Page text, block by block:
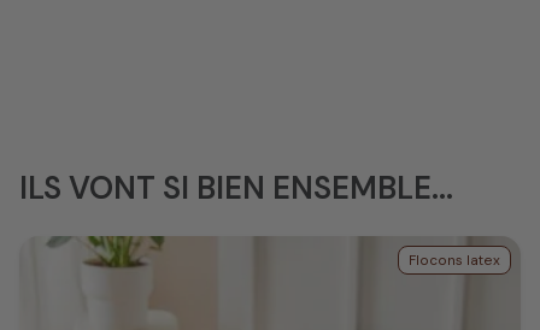
ILS VONT SI BIEN ENSEMBLE...
Flocons latex